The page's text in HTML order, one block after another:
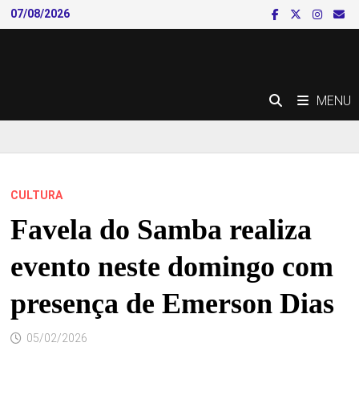
Skip
to
07/08/2026
MENU
CULTURA
Favela do Samba realiza
evento neste domingo com
presença de Emerson Dias
05/02/2026